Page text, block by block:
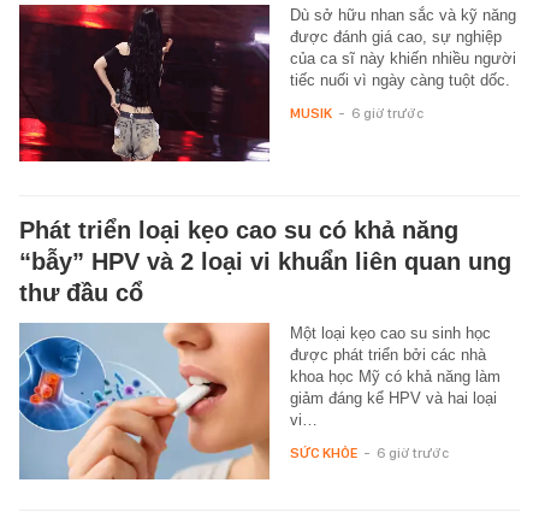
Dù sở hữu nhan sắc và kỹ năng
được đánh giá cao, sự nghiệp
của ca sĩ này khiến nhiều người
tiếc nuối vì ngày càng tuột dốc.
MUSIK - 6 giờ trước
Phát triển loại kẹo cao su có khả năng
“bẫy” HPV và 2 loại vi khuẩn liên quan ung
thư đầu cổ
Một loại kẹo cao su sinh học
được phát triển bởi các nhà
khoa học Mỹ có khả năng làm
giảm đáng kể HPV và hai loại
vi…
SỨC KHỎE - 6 giờ trước